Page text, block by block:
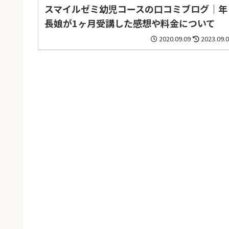
スマイルゼミ幼児コースの口コミブログ｜年
長娘が1ヶ月受講した感想や料金について
2020.09.09